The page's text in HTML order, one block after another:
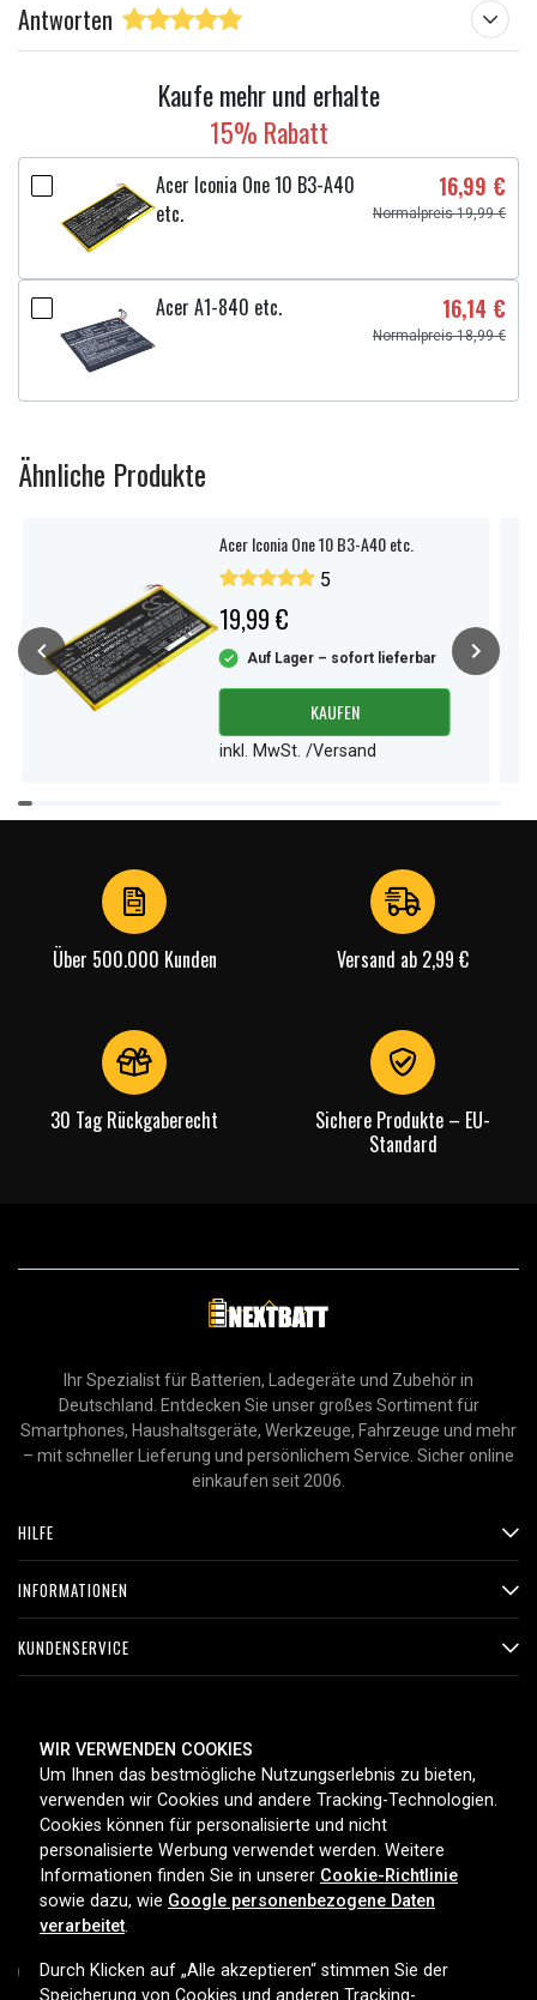
Antworten
Kaufe mehr und erhalte
15% Rabatt
Acer Iconia One 10 B3-A40
etc.
16,99 €
Normalpreis 19,99 €
Acer A1-840 etc. 16,14 €
Normalpreis 18,99 €
Ähnliche Produkte
Acer Iconia One 10 B3-A40 etc.
5
19,99 €
Auf Lager – sofort lieferbar
KAUFEN
inkl. MwSt. /Versand
Item
1
Über 500.000 Kunden Versand ab 2,99 €
30 Tag Rückgaberecht
Sichere Produkte – EU-
Standard
Ihr Spezialist für Batterien, Ladegeräte und Zubehör in
Deutschland. Entdecken Sie unser großes Sortiment für
Smartphones, Haushaltsgeräte, Werkzeuge, Fahrzeuge und mehr
– mit schneller Lieferung und persönlichem Service. Sicher online
einkaufen seit 2006.
HILFE
INFORMATIONEN
KUNDENSERVICE
ZAHLUNGSMETHODEN
LIEFEROPTIONEN
WIR VERWENDEN COOKIES
Um Ihnen das bestmögliche Nutzungserlebnis zu bieten,
verwenden wir Cookies und andere Tracking-Technologien.
Cookies können für personalisierte und nicht
personalisierte Werbung verwendet werden. Weitere
Informationen finden Sie in unserer Cookie-Richtlinie
sowie dazu, wie Google personenbezogene Daten
verarbeitet.
Durch Klicken auf „Alle akzeptieren“ stimmen Sie der
Speicherung von Cookies und anderen Tracking-